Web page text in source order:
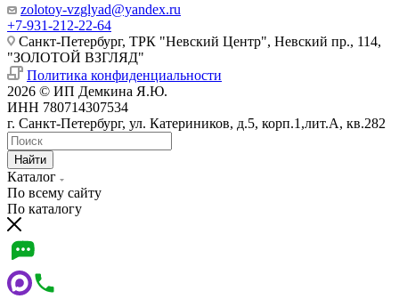
zolotoy-vzglyad@yandex.ru
+7-931-212-22-64
Санкт-Петербург, ТРК "Невский Центр", Невский пр., 114,
"ЗОЛОТОЙ ВЗГЛЯД"
Политика конфиденциальности
2026 © ИП Демкина Я.Ю.
ИНН 780714307534
г. Санкт-Петербург, ул. Катериников, д.5, корп.1,лит.А, кв.282
Найти
Каталог
По всему сайту
По каталогу